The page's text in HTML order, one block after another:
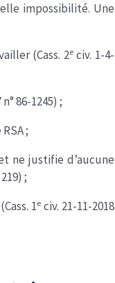
impossibilité. Une
(Cass. 2eciv. 1-4-
86-1245) ;
;
ne justifie d’aucune
;
1eciv. 21-11-2018